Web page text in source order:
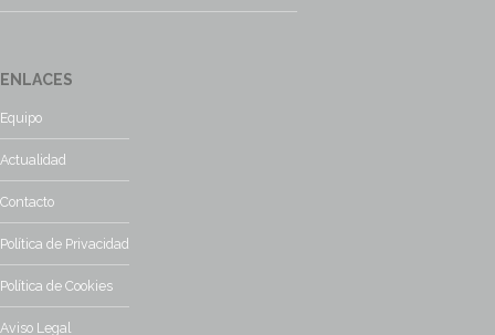
ENLACES
Equipo
Actualidad
Contacto
Política de Privacidad
Política de Cookies
Aviso Legal